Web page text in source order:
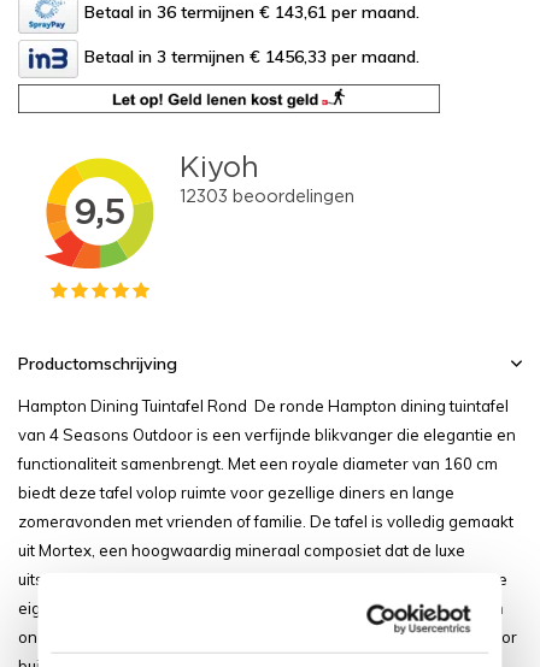
Betaal in 36 termijnen € 143,61 per maand.
Betaal in 3 termijnen € 1456,33 per maand.
Productomschrijving
Hampton Dining Tuintafel Rond De ronde Hampton dining tuintafel
van 4 Seasons Outdoor is een verfijnde blikvanger die elegantie en
functionaliteit samenbrengt. Met een royale diameter van 160 cm
biedt deze tafel volop ruimte voor gezellige diners en lange
zomeravonden met vrienden of familie. De tafel is volledig gemaakt
uit Mortex, een hoogwaardig mineraal composiet dat de luxe
uitstraling van natuursteen combineert met uitstekende praktische
eigenschappen. Mortex is duurzaam, waterdicht, uv-bestendig en
onderhoudsvriendelijk, waardoor de tafel uitermate geschikt is voor